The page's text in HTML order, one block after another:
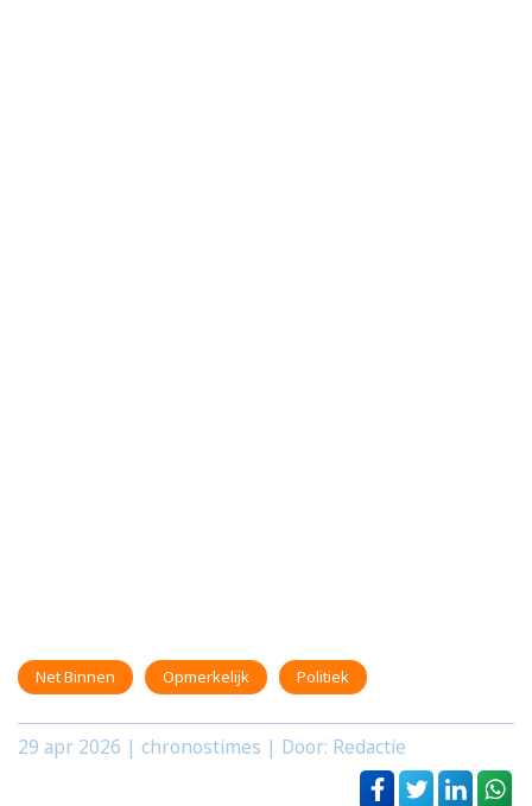
Net Binnen Opmerkelijk Politiek
29 apr 2026 | chronostimes | Door: Redactie